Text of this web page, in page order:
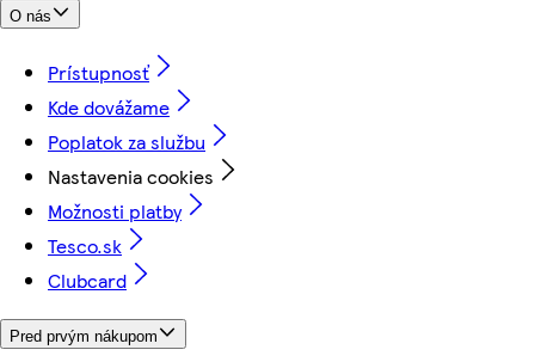
O nás
Prístupnosť
Kde dovážame
Poplatok za službu
Nastavenia cookies
Možnosti platby
Tesco.sk
Clubcard
Pred prvým nákupom